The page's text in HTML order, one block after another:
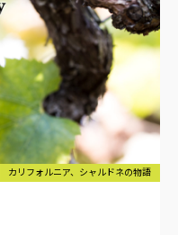
カリフォルニア、シャルドネの物語